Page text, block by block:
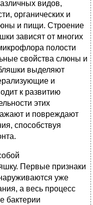
видов,
органических и
и пищи. Строение
зависят от многих
полости
свойства слюны и
выделяют
и
к развитию
этих
и повреждают
способствуя
Первые признаки
уже
а весь процесс
бактерии